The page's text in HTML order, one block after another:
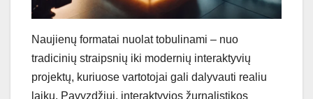
Naujienų formatai nuolat tobulinami – nuo
tradicinių straipsnių iki modernių interaktyvių
projektų, kuriuose vartotojai gali dalyvauti realiu
laiku. Pavyzdžiui, interaktyvios žurnalistikos